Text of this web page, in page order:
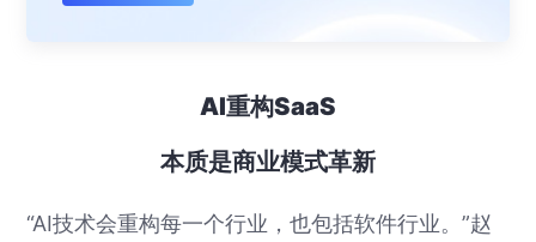
AI重构SaaS
本质是商业模式革新
“AI技术会重构每一个行业，也包括软件行业。”赵